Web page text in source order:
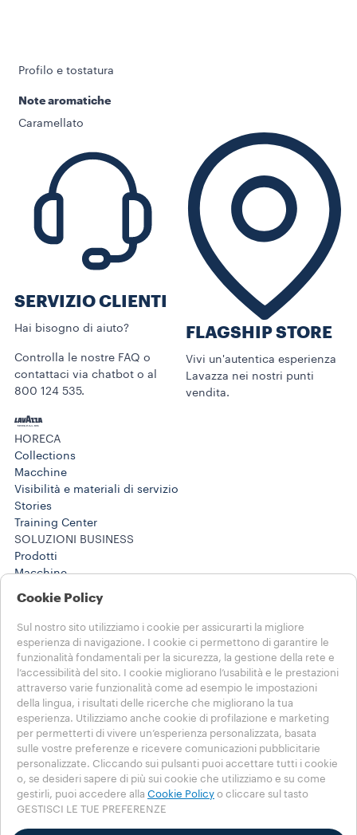
Profilo e tostatura
Note aromatiche
Caramellato
SERVIZIO CLIENTI​
Hai bisogno di aiuto?​
Controlla le nostre FAQ o
contattaci via chatbot o al
800 124 535.
FLAGSHIP STORE
Vivi un'autentica esperienza
Lavazza nei nostri punti
vendita.
HORECA
Collections
Macchine
Visibilità e materiali di servizio
Stories
Training Center
SOLUZIONI BUSINESS
Prodotti
Macchine
Stories
AIUTO E CONTATTI
FAQs
Contatti
800 806 068
800 806 068
NOTE LEGALI E PRIVACY
Termini di utilizzo
SCEGLI IL TUO PAESE
CH - Italiano
CH - Italiano
CH - Deutsch
CH - Français
OTHER COUNTRIES
Cookie Policy
Sul nostro sito utilizziamo i cookie per assicurarti la migliore
esperienza di navigazione. I cookie ci permettono di garantire le
funzionalità fondamentali per la sicurezza, la gestione della rete e
l’accessibilità del sito. I cookie migliorano l’usabilità e le prestazioni
attraverso varie funzionalità come ad esempio le impostazioni
della lingua, i risultati delle ricerche che migliorano la tua
esperienza. Utilizziamo anche cookie di profilazione e marketing
per permetterti di vivere un’esperienza personalizzata, basata
sulle vostre preferenze e ricevere comunicazioni pubblicitarie
personalizzate. Cliccando sui pulsanti puoi accettare tutti i cookie
o, se desideri sapere di più sui cookie che utilizziamo e su come
gestirli, puoi accedere alla Cookie Policy o cliccare sul tasto
GESTISCI LE TUE PREFERENZE